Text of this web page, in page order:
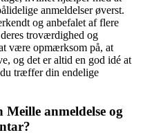
anmeldelser øverst.
og anbefalet af flere
troværdighed og
være opmærksom på, at
og det er altid en god idé at
træffer din endelige
anmeldelse og